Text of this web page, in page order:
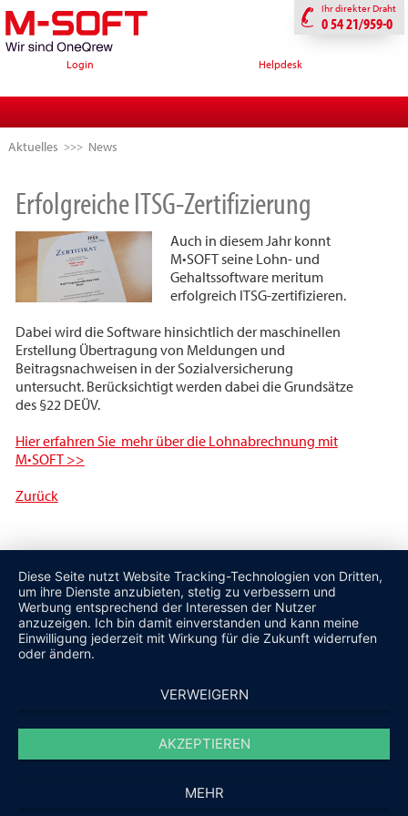
Login Helpdesk
Ihr direkter Draht
0 54 21/959-0
Aktuelles News
Erfolgreiche ITSG-Zertifizierung
Auch in diesem Jahr konnt
M•SOFT seine Lohn- und
Gehaltssoftware meritum
erfolgreich ITSG-zertifizieren.
Dabei wird die Software hinsichtlich der maschinellen
Erstellung Übertragung von Meldungen und
Beitragsnachweisen in der Sozialversicherung
untersucht. Berücksichtigt werden dabei die Grundsätze
des §22 DEÜV.
Hier erfahren Sie mehr über die Lohnabrechnung mit
M•SOFT >>
Zurück
Diese Seite nutzt Website Tracking-Technologien von Dritten,
um ihre Dienste anzubieten, stetig zu verbessern und
Werbung entsprechend der Interessen der Nutzer
anzuzeigen. Ich bin damit einverstanden und kann meine
Einwilligung jederzeit mit Wirkung für die Zukunft widerrufen
oder ändern.
VERWEIGERN
AKZEPTIEREN
MEHR